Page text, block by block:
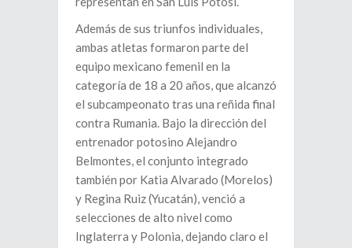
Además de sus triunfos individuales,
ambas atletas formaron parte del
equipo mexicano femenil en la
categoría de 18 a 20 años, que alcanzó
el subcampeonato tras una reñida final
contra Rumania. Bajo la dirección del
entrenador potosino Alejandro
Belmontes, el conjunto integrado
también por Katia Alvarado (Morelos)
y Regina Ruiz (Yucatán), venció a
selecciones de alto nivel como
Inglaterra y Polonia, dejando claro el